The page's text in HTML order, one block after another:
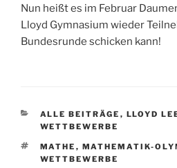
Nun heißt es im Februar
Lloyd Gymnasium wieder
Bundesrunde schicken kann!
KATEGORIEN
ALLE BEITRÄGE , LLOYD
WETTBEWERBE
SCHLAGWÖRTER
MATHE , MATHEMATIK-
WETTBEWERBE